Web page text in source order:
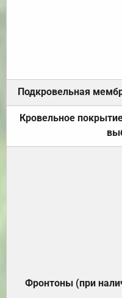
Подкровельная
Кровельное
Фронтоны (при